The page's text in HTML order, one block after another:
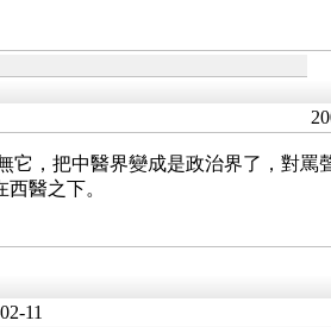
它，把中醫界變成是政治界了，對
醫之下。
11